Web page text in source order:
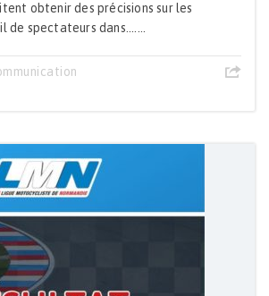
obtenir des précisions sur les
de spectateurs dans.......